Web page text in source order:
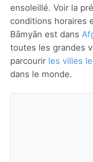
ensoleillé. Voir la
conditions horaires
Bāmyān est dans
toutes les grandes
parcourir les villes
dans le monde.